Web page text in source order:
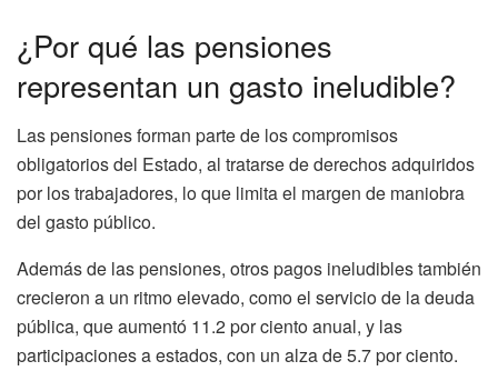
¿Por qué las pensiones
representan un gasto ineludible?
Las pensiones forman parte de los compromisos
obligatorios del Estado, al tratarse de derechos adquiridos
por los trabajadores, lo que limita el margen de maniobra
del gasto público.
Además de las pensiones, otros pagos ineludibles también
crecieron a un ritmo elevado, como el servicio de la deuda
pública, que aumentó 11.2 por ciento anual, y las
participaciones a estados, con un alza de 5.7 por ciento.